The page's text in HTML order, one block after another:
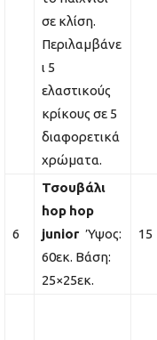
σε κλίση.
Περιλαμβάνε
ι 5
ελαστικούς
κρίκους σε 5
διαφορετικά
χρώματα.
6
Τσουβάλι
hop hop
juniorΎψος:
60εκ. Βάση:
25×25εκ.
15